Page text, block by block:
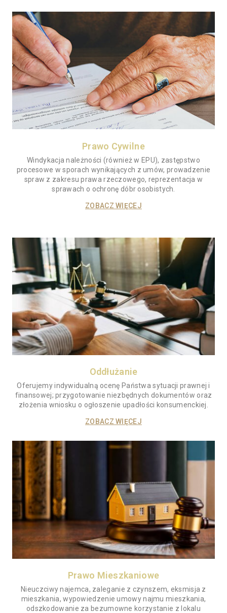
Prawo Cywilne
Windykacja należności (również w EPU), zastępstwo
procesowe w sporach wynikających z umów, prowadzenie
spraw z zakresu prawa rzeczowego, reprezentacja w
sprawach o ochronę dóbr osobistych.
ZOBACZ WIĘCEJ
Oddłużanie
Oferujemy indywidualną ocenę Państwa sytuacji prawnej i
finansowej; przygotowanie niezbędnych dokumentów oraz
złożenia wniosku o ogłoszenie upadłości konsumenckiej.
ZOBACZ WIĘCEJ
Prawo Mieszkaniowe
Nieuczciwy najemca, zaleganie z czynszem, eksmisja z
mieszkania, wypowiedzenie umowy najmu mieszkania,
odszkodowanie za bezumowne korzystanie z lokalu